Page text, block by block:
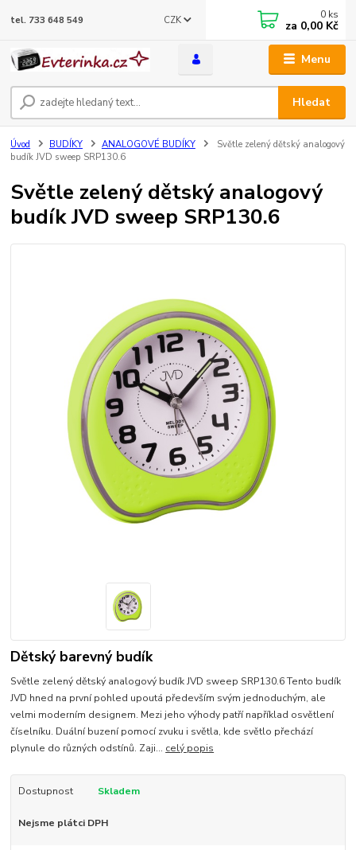
Menu
CZK
Hledat
tel. 733 648 549 0 ks
za 0,00 Kč
Úvod BUDÍKY ANALOGOVÉ BUDÍKY
Světle zelený dětský analogový
budík JVD sweep SRP130.6
Světle zelený dětský analogový
budík JVD sweep SRP130.6
Dětský barevný budík
Světle zelený dětský analogový budík JVD sweep SRP130.6 Tento budík
JVD hned na první pohled upoutá především svým jednoduchým, ale
velmi moderním designem. Mezi jeho výhody patří například osvětlení
číselníku. Duální buzení pomocí zvuku i světla, kde světlo přechází
plynule do různých odstínů. Zaji... celý popis
Dostupnost Skladem
Nejsme plátci DPH